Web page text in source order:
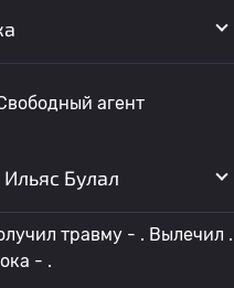
агент
Булал
травму - . Вылечил .
- .